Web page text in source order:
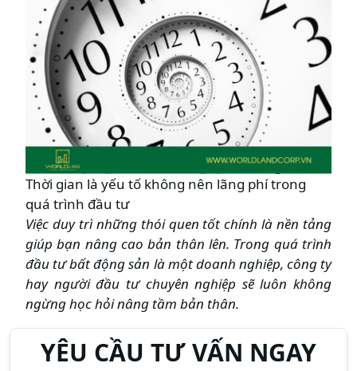
Thời gian là yếu tố không nên lãng phí trong
quá trình đầu tư
Việc duy trì những thói quen tốt chính là nền tảng
giúp bạn nâng cao bản thân lên. Trong quá trình
đầu tư bất động sản là một doanh nghiệp, công ty
hay người đầu tư chuyên nghiệp sẽ luôn không
ngừng học hỏi nâng tầm bản thân.
YÊU CẦU TƯ VẤN NGAY